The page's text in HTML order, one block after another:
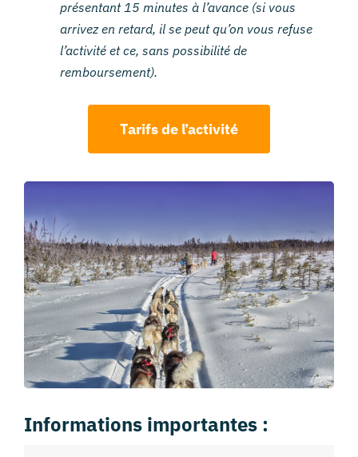
présentant 15 minutes à l’avance (si vous
arrivez en retard, il se peut qu’on vous refuse
l’activité et ce, sans possibilité de
remboursement).
Tarifs de l’activité
Informations importantes :